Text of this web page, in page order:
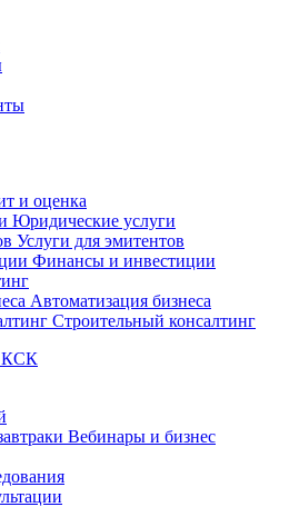
и оценка
Юридические услуги
Услуги для эмитентов
Финансы и инвестиции
Автоматизация бизнеса
Строительный консалтинг
КСК
Вебинары и бизнес